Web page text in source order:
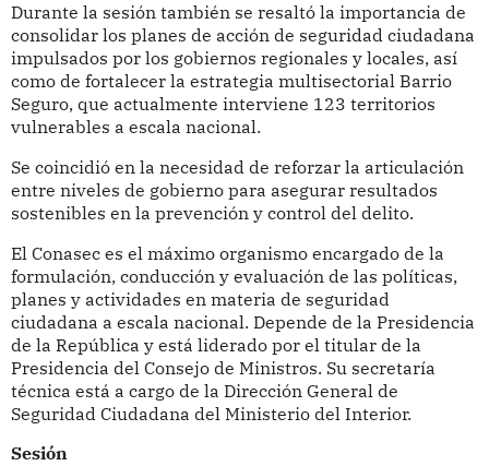
Durante la sesión también se resaltó la importancia de
consolidar los planes de acción de seguridad ciudadana
impulsados por los gobiernos regionales y locales, así
como de fortalecer la estrategia multisectorial Barrio
Seguro, que actualmente interviene 123 territorios
vulnerables a escala nacional.
Se coincidió en la necesidad de reforzar la articulación
entre niveles de gobierno para asegurar resultados
sostenibles en la prevención y control del delito.
El Conasec es el máximo organismo encargado de la
formulación, conducción y evaluación de las políticas,
planes y actividades en materia de seguridad
ciudadana a escala nacional. Depende de la Presidencia
de la República y está liderado por el titular de la
Presidencia del Consejo de Ministros. Su secretaría
técnica está a cargo de la Dirección General de
Seguridad Ciudadana del Ministerio del Interior.
Sesión